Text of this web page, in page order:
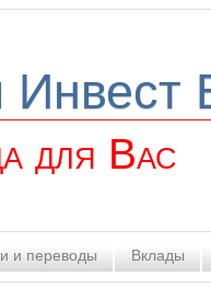
Инвест
для Вас
и переводы Вклады